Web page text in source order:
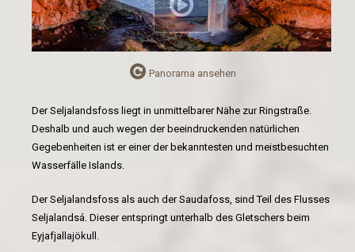
Panorama ansehen
Der Seljalandsfoss liegt in unmittelbarer Nähe zur Ringstraße.
Deshalb und auch wegen der beeindruckenden natürlichen
Gegebenheiten ist er einer der bekanntesten und meistbesuchten
Wasserfälle Islands.
Der Seljalandsfoss als auch der Saudafoss, sind Teil des Flusses
Seljalandsá. Dieser entspringt unterhalb des Gletschers beim
Eyjafjallajökull.